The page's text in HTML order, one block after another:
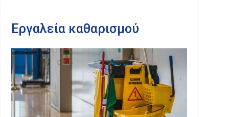
Εργαλεία καθαρισμού